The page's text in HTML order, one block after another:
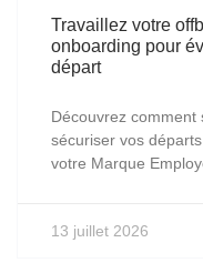
Travaillez votre
onboarding pour
départ
Découvrez comment
sécuriser vos
votre Marque
13 juillet 2026